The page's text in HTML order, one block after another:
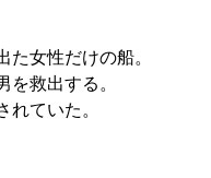
女性だけの船。
救出する。
ていた。